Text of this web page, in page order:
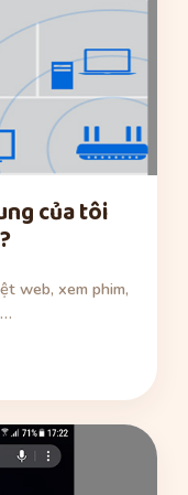
của tôi
web, xem phim,